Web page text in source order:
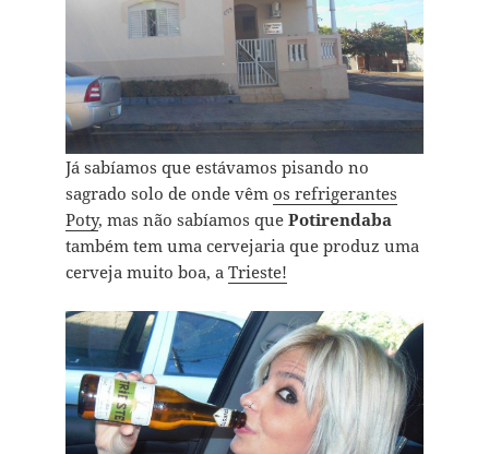
Já sabíamos que estávamos pisando no
sagrado solo de onde vêm os refrigerantes
Poty, mas não sabíamos que Potirendaba
também tem uma cervejaria que produz uma
cerveja muito boa, a Trieste!